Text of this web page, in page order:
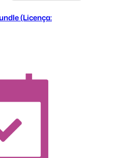
(Licença: